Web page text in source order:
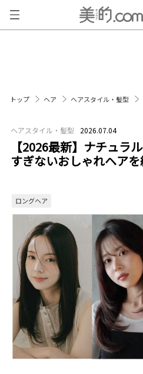
トップ ヘア ヘアスタイル・髪型
ヘアスタイル・髪型 2026.07.04
【2026最新】ナチュラ
すぎないおしゃれヘア
ロングヘア